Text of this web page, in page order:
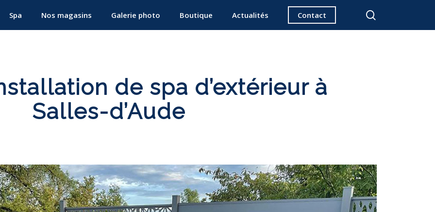
Spa Nos magasins Galerie photo Boutique Actualités Contact
de spa d’extérieur à
Salles-d’Aude